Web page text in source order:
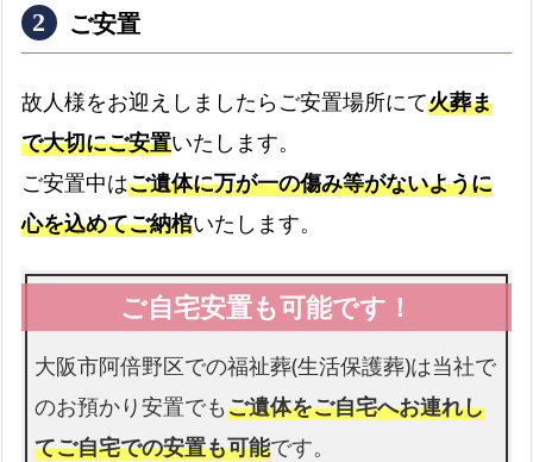
ご安置
故人様をお迎えしましたらご安置場所にて火葬ま
で大切にご安置いたします。
ご安置中はご遺体に万が一の傷み等がないように
心を込めてご納棺いたします。
大阪市阿倍野区での福祉葬(生活保護葬)は当社で
のお預かり安置でもご遺体をご自宅へお連れし
てご自宅での安置も可能です。